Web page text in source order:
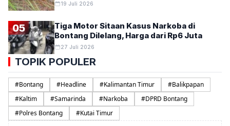
19 Juli 2026
05
Tiga Motor Sitaan Kasus Narkoba di
Bontang Dilelang, Harga dari Rp6 Juta
27 Juli 2026
TOPIK POPULER
#Bontang #Headline #Kalimantan Timur #Balikpapan
#Kaltim #Samarinda #Narkoba #DPRD Bontang
#Polres Bontang #Kutai Timur